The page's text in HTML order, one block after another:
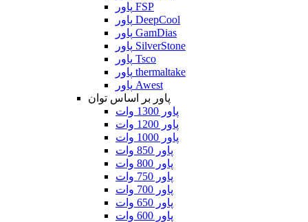
پاور FSP
پاور DeepCool
پاور GamDias
پاور SilverStone
پاور Tsco
پاور thermaltake
پاور Awest
پاور بر اساس توان
پاور 1300 وات
پاور 1200 وات
پاور 1000 وات
پاور 850 وات
پاور 800 وات
پاور 750 وات
پاور 700 وات
پاور 650 وات
پاور 600 وات